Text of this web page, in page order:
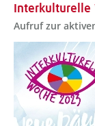
Interkulturelle
Aufruf zur